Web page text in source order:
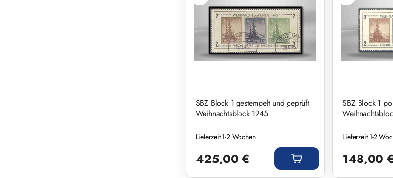
SBZ Block 1 gestempelt und geprüft
Weihnachtsblock 1945
Lieferzeit 1-2 Wochen
425,00 €
SBZ Block 1
Lieferzeit 1-2
148,00 €